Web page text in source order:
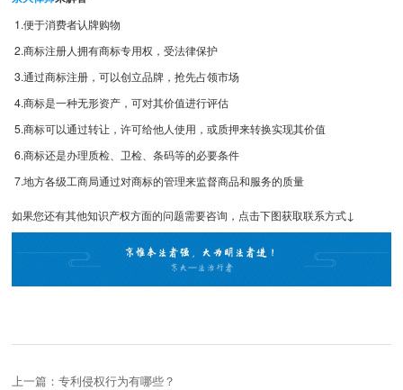
1.便于消费者认牌购物
2.商标注册人拥有商标专用权，受法律保护
3.通过商标注册，可以创立品牌，抢先占领市场
4.商标是一种无形资产，可对其价值进行评估
5.商标可以通过转让，许可给他人使用，或质押来转换实现其价值
6.商标还是办理质检、卫检、条码等的必要条件
7.地方各级工商局通过对商标的管理来监督商品和服务的质量
如果您还有其他知识产权方面的问题需要咨询，点击下图获取联系方式↓
上一篇：专利侵权行为有哪些？